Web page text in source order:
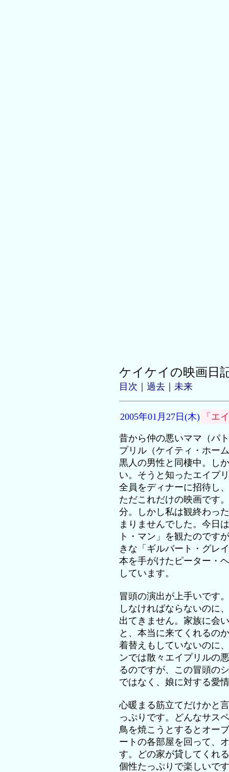
ケイケイの映画日
目次 過去 未来
2005年01月27日(木) 「エ
昔から仲の悪いママ（パ
プリル（ケイティ・ホー
黒人の男性と同棲中。し
い。そうと知ったエイプ
全員をディナーに招待し
ただこれだけの映画です
分。しかし私は観終わっ
まりませんでした。今日
ト・マン」を観たのです
きな「ギルバート・グレ
本を手がけたピーター・
しています。
冒頭の演出が上手いです
しなければならないのに
出てきません。家族に会
と、本当に来てくれるの
着替えもしていないのに
ンでは散々エイプリルの
るのですが、この冒頭の
ではなく、娘に対する愛
心暖まる筋立てだけかと
っぷりです。どんなサス
鳥を焼こうとするとオー
ートの各部屋を回って、
す。どの家が貸してくれ
個性たっぷりで楽しいで